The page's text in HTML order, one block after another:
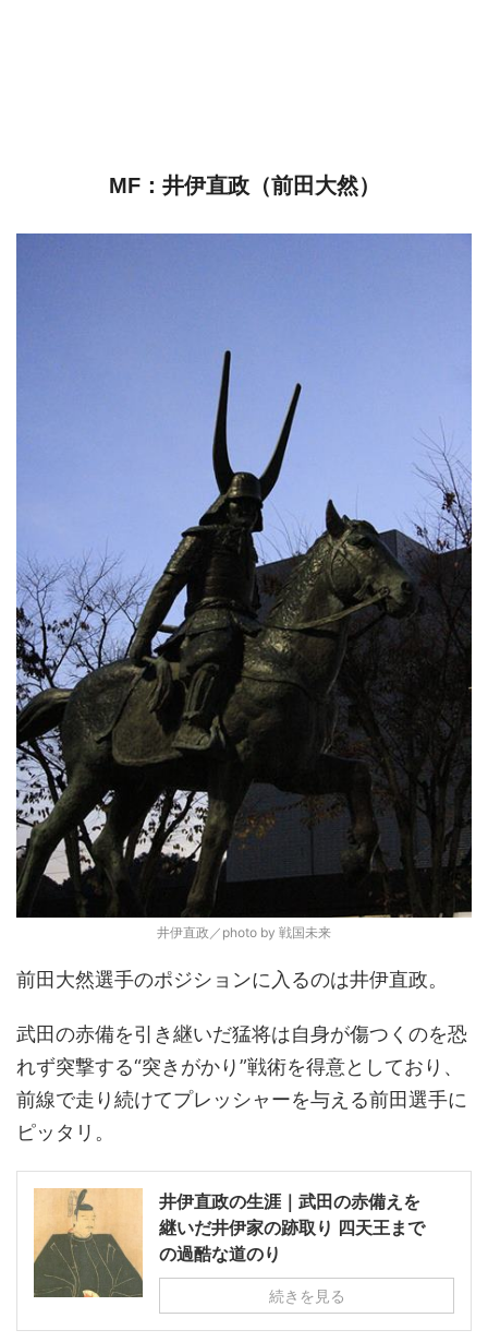
MF：井伊直政（前田大然）
井伊直政／photo by 戦国未来
前田大然選手のポジションに入るのは井伊直政。
武田の赤備を引き継いだ猛将は自身が傷つくのを恐
れず突撃する“突きがかり”戦術を得意としており、
前線で走り続けてプレッシャーを与える前田選手に
ピッタリ。
井伊直政の生涯｜武田の赤備えを
継いだ井伊家の跡取り 四天王まで
の過酷な道のり
続きを見る